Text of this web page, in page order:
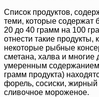
Список продуктов,
теми, которые содержат
20 до 40 грамм на 100
отнести такие продукты,
некоторые рыбные
сметана, халва и многие
умеренным
грамм продукта)
форель, сосиски,
сливочное мороженое.